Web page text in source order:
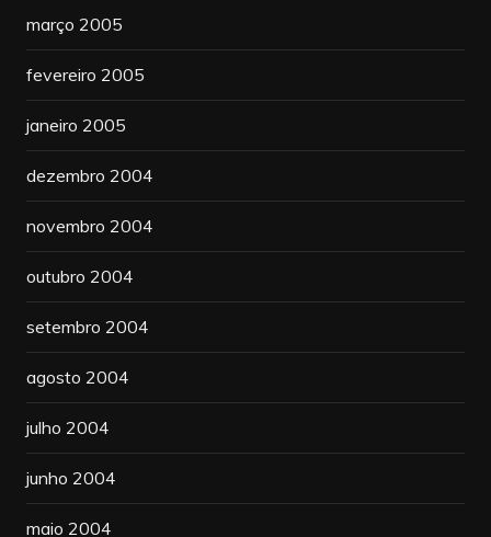
março 2005
fevereiro 2005
janeiro 2005
dezembro 2004
novembro 2004
outubro 2004
setembro 2004
agosto 2004
julho 2004
junho 2004
maio 2004